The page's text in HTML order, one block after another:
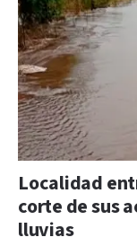
Localidad
corte de sus
lluvias